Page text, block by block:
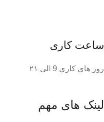
ساعت کاری
روز های کاری 9 الی ۲۱
لینک های مهم